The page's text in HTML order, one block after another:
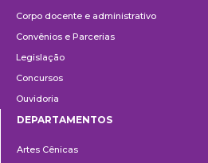
Corpo docente e administrativo
Convênios e Parcerias
Legislação
Concursos
Ouvidoria
DEPARTAMENTOS
Artes Cênicas